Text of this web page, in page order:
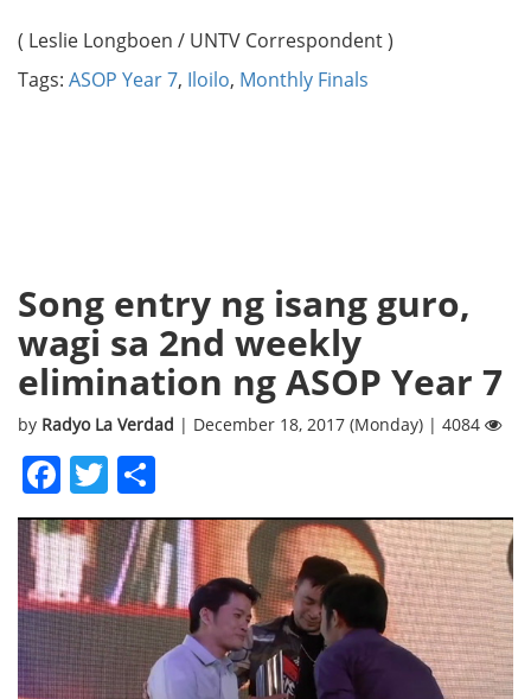
( Leslie Longboen / UNTV Correspondent )
Tags: ASOP Year 7, Iloilo, Monthly Finals
Song entry ng isang guro,
wagi sa 2nd weekly
elimination ng ASOP Year 7
by Radyo La Verdad | December 18, 2017 (Monday) | 4084
Facebook
Twitter